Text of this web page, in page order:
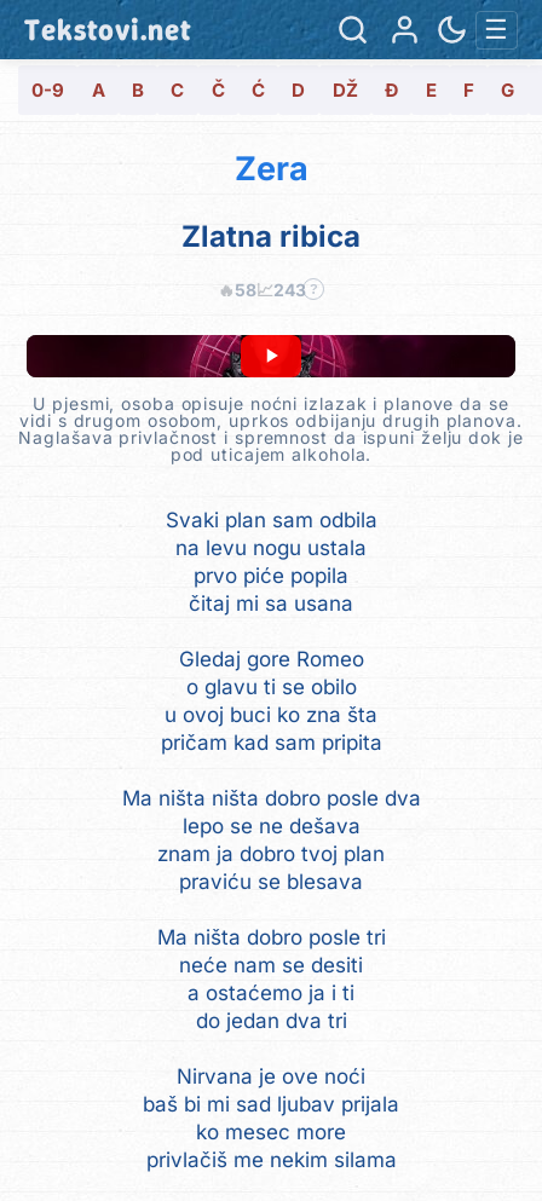
Tekstovi.net ☰
0-9 A B C Č Ć D DŽ Đ E F G
Zera
Zlatna ribica
🔥58📈243 ?
U pjesmi, osoba opisuje noćni izlazak i planove da se
vidi s drugom osobom, uprkos odbijanju drugih planova.
Naglašava privlačnost i spremnost da ispuni želju dok je
pod uticajem alkohola.
Svaki plan sam odbila
na levu nogu ustala
prvo piće popila
čitaj mi sa usana
Gledaj gore Romeo
o glavu ti se obilo
u ovoj buci ko zna šta
pričam kad sam pripita
Ma ništa ništa dobro posle dva
lepo se ne dešava
znam ja dobro tvoj plan
praviću se blesava
Ma ništa dobro posle tri
neće nam se desiti
a ostaćemo ja i ti
do jedan dva tri
Nirvana je ove noći
baš bi mi sad ljubav prijala
ko mesec more
privlačiš me nekim silama